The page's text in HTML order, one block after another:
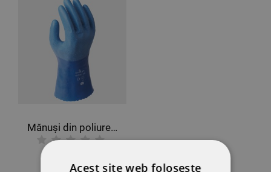
Mănuși din poliuretan SHOWA 281 TEMRES
Acest site web folosește